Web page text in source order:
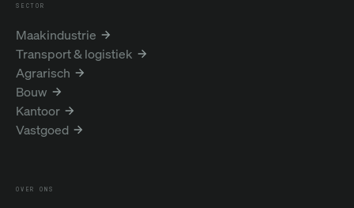
SECTOR
Maakindustrie
Transport & logistiek
Agrarisch
Bouw
Kantoor
Vastgoed
OVER ONS